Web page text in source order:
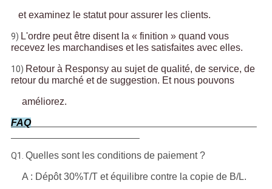
et examinez le statut pour assurer les clients.
9) L'ordre peut être disent la « finition » quand vous
recevez les marchandises et les satisfaites avec elles.
10) Retour à Responsy au sujet de qualité, de service, de
retour du marché et de suggestion. Et nous pouvons
améliorez.
FAQ
Q1. Quelles sont les conditions de paiement ?
A : Dépôt 30%T/T et équilibre contre la copie de B/L.